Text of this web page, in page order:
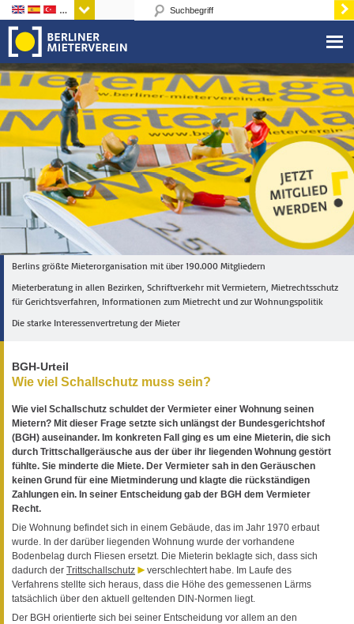
Sprachen
Berlins größte Mieterorganisation mit über 190.000 Mitgliedern
Mieterberatung in allen Bezirken, Schriftverkehr mit Vermietern, Mietrechtsschutz
für Gerichtsverfahren, Informationen zum Mietrecht und zur Wohnungspolitik
Die starke Interessenvertretung der Mieter
BGH-Urteil
Wie viel Schallschutz muss sein?
Wie viel Schallschutz schuldet der Vermieter einer Wohnung seinen
Mietern? Mit dieser Frage setzte sich unlängst der Bundesgerichtshof
(BGH) auseinander. Im konkreten Fall ging es um eine Mieterin, die sich
durch Trittschallgeräusche aus der über ihr liegenden Wohnung gestört
fühlte. Sie minderte die Miete. Der Vermieter sah in den Geräuschen
keinen Grund für eine Mietminderung und klagte die rückständigen
Zahlungen ein. In seiner Entscheidung gab der BGH dem Vermieter
Recht.
Die Wohnung befindet sich in einem Gebäude, das im Jahr 1970 erbaut
wurde. In der darüber liegenden Wohnung wurde der vorhandene
Bodenbelag durch Fliesen ersetzt. Die Mieterin beklagte sich, dass sich
dadurch der Trittschallschutz
verschlechtert habe. Im Laufe des
Verfahrens stellte sich heraus, dass die Höhe des gemessenen Lärms
tatsächlich über den aktuell geltenden DIN-Normen liegt.
Der BGH orientierte sich bei seiner Entscheidung vor allem an den